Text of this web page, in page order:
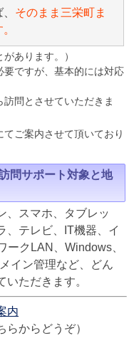
そのまま三栄町ま
あります。）
要ですが、基本的には対応
問とさせていただきま
てご案内させて頂いており
問サポート対象と地
、スマホ、タブレッ
、テレビ、IT機器、イ
ークLAN、Windows、
イン管理など、どん
ただきます。
内
らからどうぞ）